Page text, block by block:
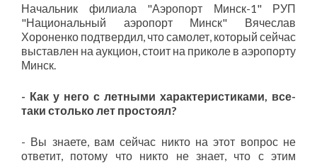
Начальник филиала "Аэропорт Минск-1" РУП
"Национальный аэропорт Минск" Вячеслав
Хороненко подтвердил, что самолет, который сейчас
выставлен на аукцион, стоит на приколе в аэропорту
Минск.
- Как у него с летными характеристиками, все-
таки столько лет простоял?
- Вы знаете, вам сейчас никто на этот вопрос не
ответит, потому что никто не знает, что с этим